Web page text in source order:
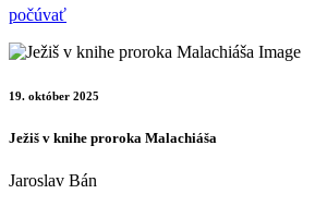
počúvať
19. október 2025
Ježiš v knihe proroka Malachiáša
Jaroslav Bán